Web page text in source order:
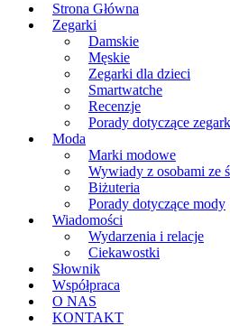
Strona Główna
Zegarki
Damskie
Męskie
Zegarki dla dzieci
Smartwatche
Recenzje
Porady dotyczące
Moda
Marki modowe
Wywiady z osobami ze
Biżuteria
Porady dotyczące mody
Wiadomości
Wydarzenia i relacje
Ciekawostki
Słownik
Współpraca
O NAS
KONTAKT